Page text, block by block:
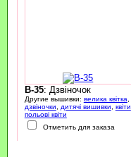
B-35: Дзвіночок
Другие вышивки: велика квітка
дзвіночки
дитячі вишивки квіти
польові квіти
Отметить для заказа